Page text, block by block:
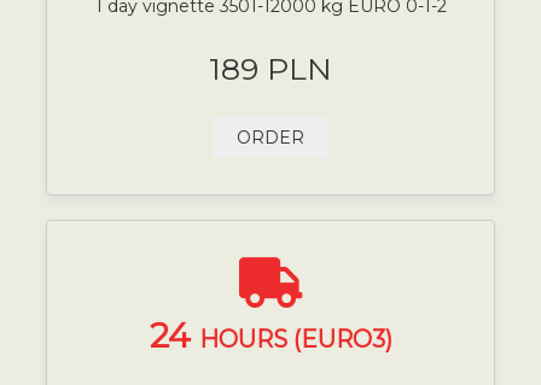
1 day vignette 3501-12000 kg EURO 0-1-2
189 PLN
ORDER
24 HOURS (EURO3)